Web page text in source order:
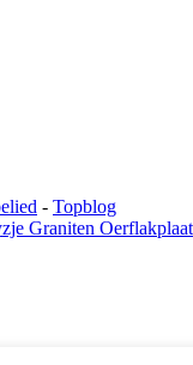
- Topblog
Graniten Oerflakplaat